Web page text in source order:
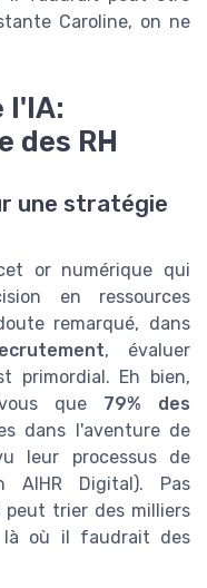
Caroline, on ne
l'IA:
des RH
une stratégie
or numérique qui
en ressources
remarqué, dans
, évaluer
primordial. Eh bien,
que 79% des
dans l'aventure de
leur processus de
AIHR Digital). Pas
trier des milliers
là où il faudrait des